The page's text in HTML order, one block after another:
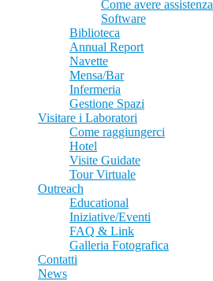
Come avere assistenza
Software
Biblioteca
Annual Report
Navette
Mensa/Bar
Infermeria
Gestione Spazi
Visitare i Laboratori
Come raggiungerci
Hotel
Visite Guidate
Tour Virtuale
Outreach
Educational
Iniziative/Eventi
FAQ & Link
Galleria Fotografica
Contatti
News